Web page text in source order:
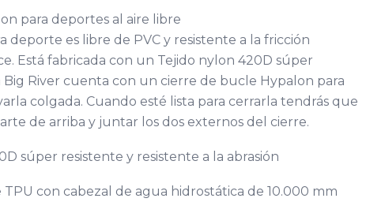
para deportes al aire libre
deporte es libre de PVC y resistente a la fricción
Está fabricada con un Tejido nylon 420D súper
Big River cuenta con un cierre de bucle Hypalon para
colgada. Cuando esté lista para cerrarla tendrás que
de arriba y juntar los dos externos del cierre.
súper resistente y resistente a la abrasión
TPU con cabezal de agua hidrostática de 10.000 mm